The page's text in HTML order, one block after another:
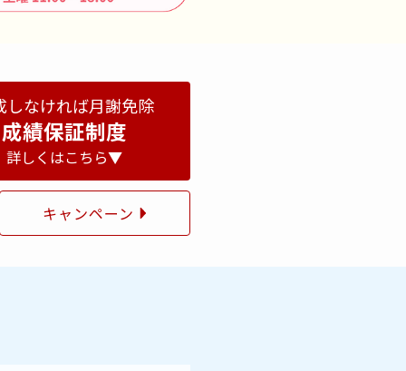
しなければ月謝免除
成績保証制度
詳しくはこちら▼
キャンペーン